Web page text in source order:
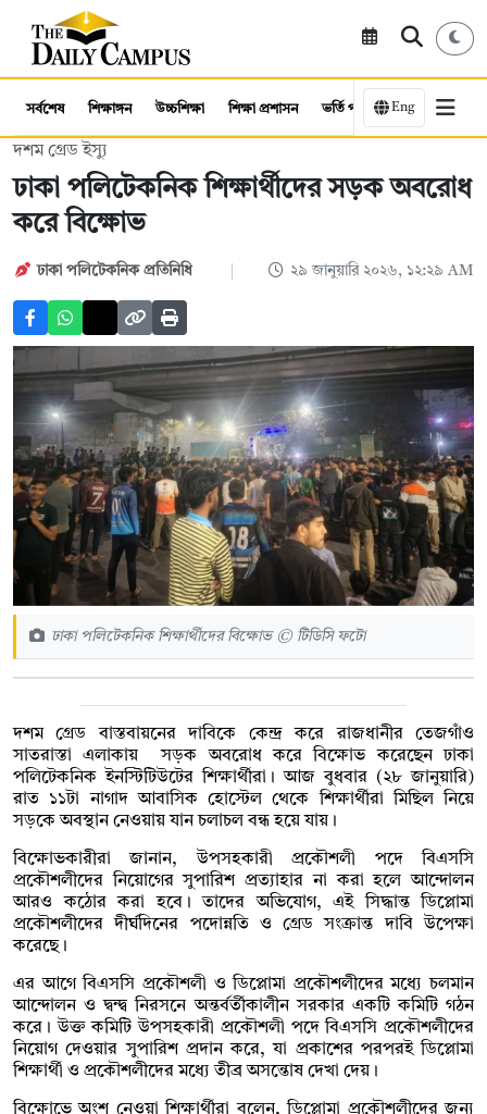
সর্বশেষ শিক্ষাঙ্গন উচ্চশিক্ষা শিক্ষা প্রশাসন ভর্তি পরীক্ষা কর্মসংস্থান
Eng
দশম গ্রেড ইস্যু
ঢাকা পলিটেকনিক শিক্ষার্থীদের সড়ক অবরোধ
করে বিক্ষোভ
ঢাকা পলিটেকনিক প্রতিনিধি ২৯ জানুয়ারি ২০২৬, ১২:২৯ AM
ঢাকা পলিটেকনিক শিক্ষার্থীদের বিক্ষোভ © টিডিসি ফটো
দশম গ্রেড বাস্তবায়নের দাবিকে কেন্দ্র করে রাজধানীর তেজগাঁও
সাতরাস্তা এলাকায় সড়ক অবরোধ করে বিক্ষোভ করেছেন ঢাকা
পলিটেকনিক ইনস্টিটিউটের শিক্ষার্থীরা। আজ বুধবার (২৮ জানুয়ারি)
রাত ১১টা নাগাদ আবাসিক হোস্টেল থেকে শিক্ষার্থীরা মিছিল নিয়ে
সড়কে অবস্থান নেওয়ায় যান চলাচল বন্ধ হয়ে যায়।
বিক্ষোভকারীরা জানান, উপসহকারী প্রকৌশলী পদে বিএসসি
প্রকৌশলীদের নিয়োগের সুপারিশ প্রত্যাহার না করা হলে আন্দোলন
আরও কঠোর করা হবে। তাদের অভিযোগ, এই সিদ্ধান্ত ডিপ্লোমা
প্রকৌশলীদের দীর্ঘদিনের পদোন্নতি ও গ্রেড সংক্রান্ত দাবি উপেক্ষা
করেছে।
এর আগে বিএসসি প্রকৌশলী ও ডিপ্লোমা প্রকৌশলীদের মধ্যে চলমান
আন্দোলন ও দ্বন্দ্ব নিরসনে অন্তর্বর্তীকালীন সরকার একটি কমিটি গঠন
করে। উক্ত কমিটি উপসহকারী প্রকৌশলী পদে বিএসসি প্রকৌশলীদের
নিয়োগ দেওয়ার সুপারিশ প্রদান করে, যা প্রকাশের পরপরই ডিপ্লোমা
শিক্ষার্থী ও প্রকৌশলীদের মধ্যে তীব্র অসন্তোষ দেখা দেয়।
বিক্ষোভে অংশ নেওয়া শিক্ষার্থীরা বলেন, ডিপ্লোমা প্রকৌশলীদের জন্য